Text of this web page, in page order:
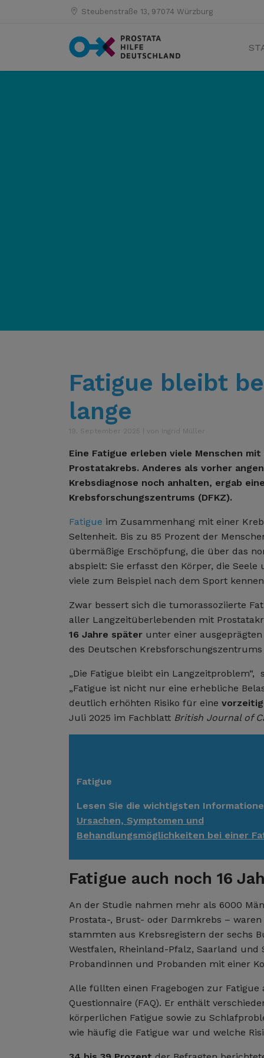
Steubenstraße 13, 97074 Würzburg
Fatigue bleibt
lange
19. September 2025 | von Ingrid Müller
Eine Fatigue erleben viele Menschen
Prostatakrebs. Anderes als vorher
Krebsdiagnose noch anhalten, ergab
Krebsforschungszentrums (DFKZ).
Fatigue im Zusammenhang mit einer
Seltenheit. Bis zu 85 Prozent der
übermäßige Erschöpfung, die über das
abspielt: Sie erfasst den Körper, die
viele zum Beispiel nach dem Sport
Zwar bessert sich die tumorassoziierte
aller Langzeitüberlebenden mit
16 Jahre später unter einer ausgeprägten
des Deutschen Krebsforschungszentrums
„Die Fatigue bleibt ein
„Fatigue ist nicht nur eine erhebliche
deutlich erhöhten Risiko für eine
Juli 2025 im Fachblatt British Journal of
Fatigue
Lesen Sie die wichtigsten
Ursachen, Symptomen und
Behandlungsmöglichkeiten bei einer
Fatigue auch noch 16
An der Studie nahmen mehr als 6000
Prostata-, Brust- oder Darmkrebs –
stammten aus Krebsregistern der sechs
Westfalen, Rheinland-Pfalz, Saarland
Probandinnen und Probanden mit einer
Alle füllten einen Fragebogen zur Fatigue
Questionnaire (FAQ). Er enthält
körperlichen Fatigue sowie zu
wie häufig die Fatigue war und welche